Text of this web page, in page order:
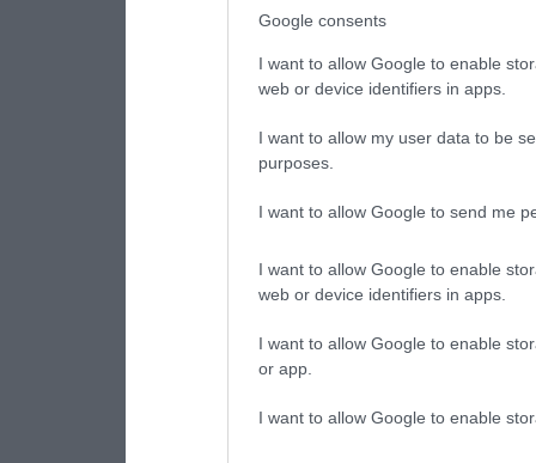
Google consents
I want to allow Google to enable
web or device identifiers in apps.
I want to allow my user data to be
purposes.
I want to allow Google to send me
I want to allow Google to enable
web or device identifiers in apps.
I want to allow Google to enable
or app.
I want to allow Google to enable